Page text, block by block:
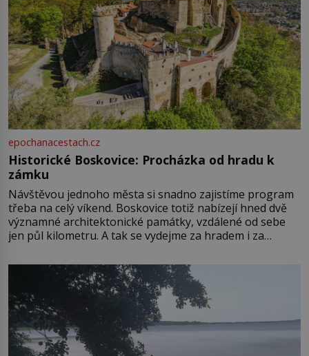
epochanacestach.cz
Historické Boskovice: Procházka od hradu k
zámku
Návštěvou jednoho města si snadno zajistíme program
třeba na celý víkend. Boskovice totiž nabízejí hned dvě
významné architektonické památky, vzdálené od sebe
jen půl kilometru. A tak se vydejme za hradem i za
Boskovice na okraji Drahanské vrchoviny vznikla někdy
ve13. století, a už v roce 1313 kronikáři zaznamenali